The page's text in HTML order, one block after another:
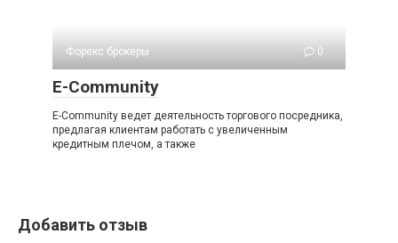
Форекс брокеры 0
E-Community
E-Community ведет деятельность торгового посредника,
предлагая клиентам работать с увеличенным
кредитным плечом, а также
Добавить отзыв